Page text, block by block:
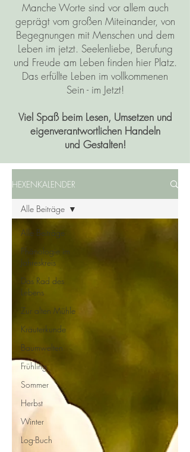
Manche Worte sind vor allem auch
geprägt vom großen Miteinander, von
Begegnungen mit Menschen und dem
Leben im jetzt. Seelenliebe, Berufung
und Freude am Leben finden hier Platz.
Das erfüllte Leben im vollkommenen
Sein - im Jetzt!
Viel Spaß beim Lesen, Umsetzen und
eigenverantwortlichen Handeln
und Gestalten!
HEXENKALENDER
Alle Beiträge
Phänologie im
Jahreskreis
Das Rad des
Lebens
Zur alten Mühle
Kräuterkunde
Baumwelten
Frühling
Sommer
Herbst
Winter
Log-Buch
Alle Beiträge